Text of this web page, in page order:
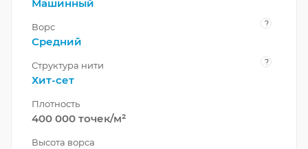
Машинный
Ворс ?
Средний
Структура нити ?
Хит-сет
Плотность
400 000 точек/м²
Высота ворса